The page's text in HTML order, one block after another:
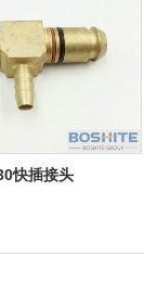
快插接头